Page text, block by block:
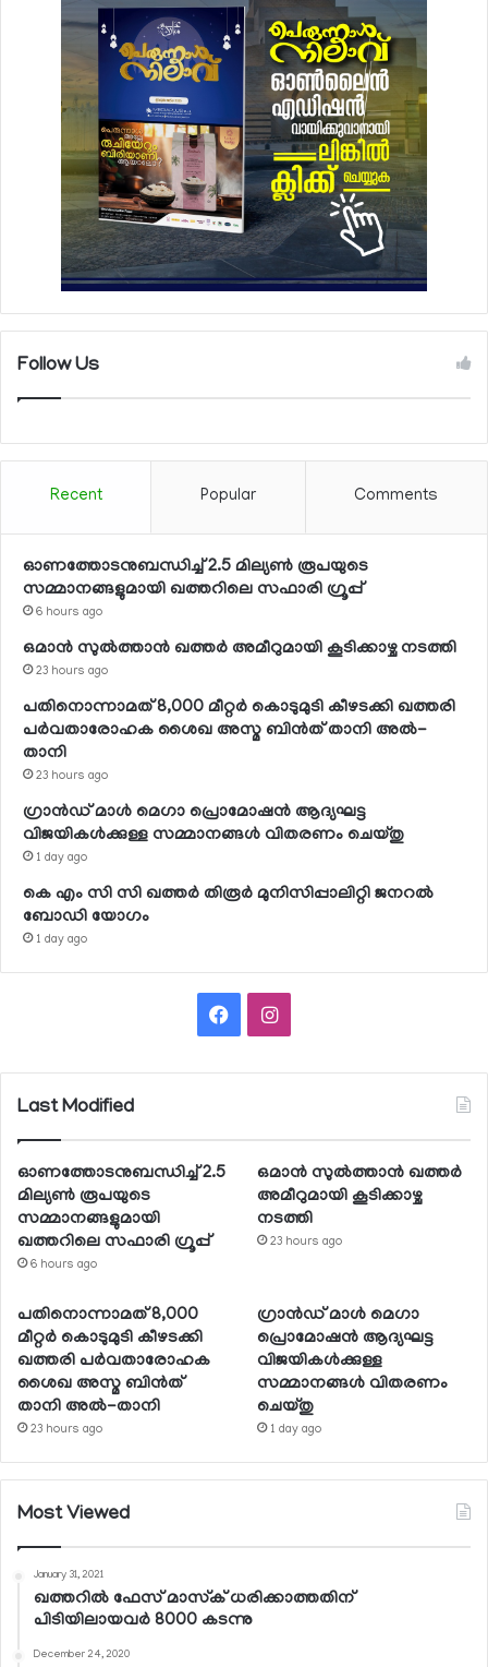
Follow Us
Recent Popular Comments
ഓണത്തോടനുബന്ധിച്ച് 2.5 മില്യണ്‍ രൂപയുടെ
സമ്മാനങ്ങളുമായി ഖത്തറിലെ സഫാരി ഗ്രൂപ്പ്
6 hours ago
ഒമാന്‍ സുല്‍ത്താന്‍ ഖത്തര്‍ അമീറുമായി കൂടിക്കാഴ്ച നടത്തി
23 hours ago
പതിനൊന്നാമത് 8,000 മീറ്റര്‍ കൊടുമുടി കീഴടക്കി ഖത്തരി
പര്‍വതാരോഹക ശൈഖ അസ്മ ബിന്‍ത് താനി അല്‍-
താനി
23 hours ago
ഗ്രാന്‍ഡ് മാള്‍ മെഗാ പ്രൊമോഷന്‍ ആദ്യഘട്ട
വിജയികള്‍ക്കുള്ള സമ്മാനങ്ങള്‍ വിതരണം ചെയ്തു
1 day ago
കെ എം സി സി ഖത്തര്‍ തിരൂര്‍ മുനിസിപ്പാലിറ്റി ജനറല്‍
ബോഡി യോഗം
1 day ago
FacebookInstagram
Last Modified
ഓണത്തോടനുബന്ധിച്ച് 2.5
മില്യണ്‍ രൂപയുടെ
സമ്മാനങ്ങളുമായി
ഖത്തറിലെ സഫാരി ഗ്രൂപ്പ്
6 hours ago
ഒമാന്‍ സുല്‍ത്താന്‍ ഖത്തര്‍
അമീറുമായി കൂടിക്കാഴ്ച
നടത്തി
23 hours ago
പതിനൊന്നാമത് 8,000
മീറ്റര്‍ കൊടുമുടി കീഴടക്കി
ഖത്തരി പര്‍വതാരോഹക
ശൈഖ അസ്മ ബിന്‍ത്
താനി അല്‍-താനി
23 hours ago
ഗ്രാന്‍ഡ് മാള്‍ മെഗാ
പ്രൊമോഷന്‍ ആദ്യഘട്ട
വിജയികള്‍ക്കുള്ള
സമ്മാനങ്ങള്‍ വിതരണം
ചെയ്തു
1 day ago
Most Viewed
January 31, 2021
ഖത്തറില്‍ ഫേസ് മാസ്‌ക് ധരിക്കാത്തതിന്
പിടിയിലായവര്‍ 8000 കടന്നു
December 24, 2020